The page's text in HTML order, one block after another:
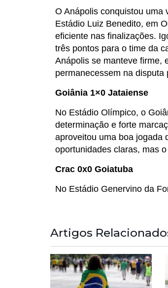
O Anápolis conquistou uma
Estádio Luiz Benedito, em
eficiente nas finalizações.
três pontos para o time da
Anápolis se manteve firme,
permanecessem na disputa
Goiânia 1×0 Jataiense
No Estádio Olímpico, o
determinação e forte
aproveitou uma boa jogada
oportunidades claras, mas
Crac 0x0 Goiatuba
No Estádio Genervino da
Artigos